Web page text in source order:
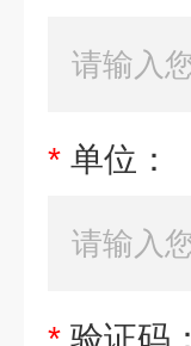
* 单位：
* 验证码：